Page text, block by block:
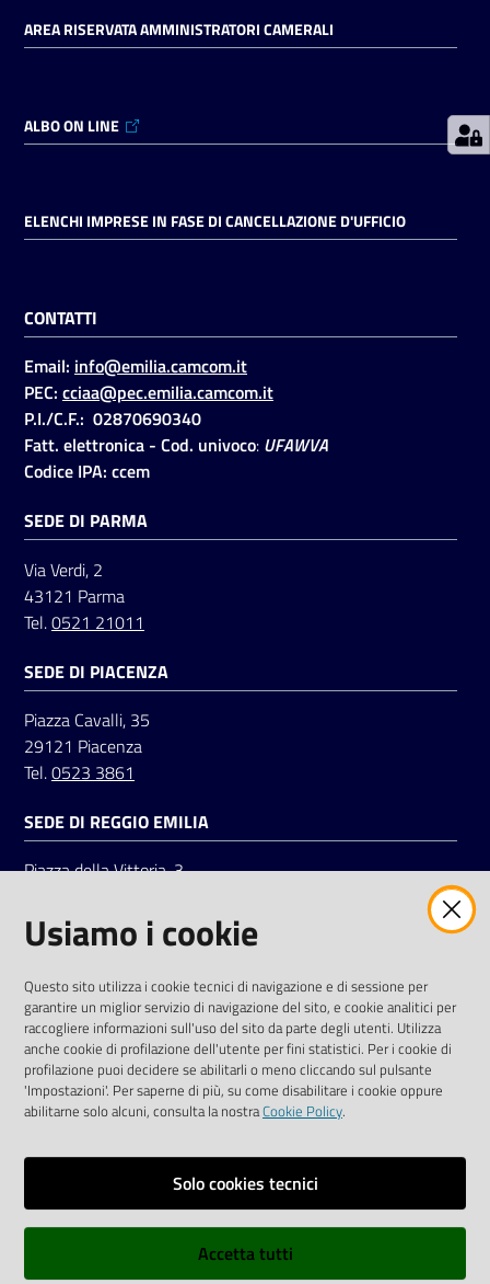
Registrati
Seguici
su
AREA RISERVATA AMMINISTRATORI CAMERALI
ALBO ON LINE
ELENCHI IMPRESE IN FASE DI CANCELLAZIONE D'UFFICIO
CONTATTI
Email: info@emilia.camcom.it
PEC: cciaa@pec.emilia.camcom.it
P.I./C.F.: 02870690340
Fatt. elettronica - Cod. univoco: UFAWVA
Codice IPA: ccem
SEDE DI PARMA
Via Verdi, 2
43121 Parma
Tel.0521 21011
SEDE DI PIACENZA
Piazza Cavalli, 35
29121 Piacenza
Tel.0523 3861
SEDE DI REGGIO EMILIA
Piazza della Vittoria, 3
Tel.0522 7961
LinkedinFacebookInstagram
Informative e liberatorie privacy
Dichiarazione di accessibilità
Usiamo i cookie
Questo sito utilizza i cookie tecnici di navigazione e di sessione per
garantire un miglior servizio di navigazione del sito, e cookie analitici per
raccogliere informazioni sull'uso del sito da parte degli utenti. Utilizza
anche cookie di profilazione dell'utente per fini statistici. Per i cookie di
profilazione puoi decidere se abilitarli o meno cliccando sul pulsante
'Impostazioni'. Per saperne di più, su come disabilitare i cookie oppure
abilitarne solo alcuni, consulta la nostraCookie Policy.
Solo cookies tecnici
Accetta tutti